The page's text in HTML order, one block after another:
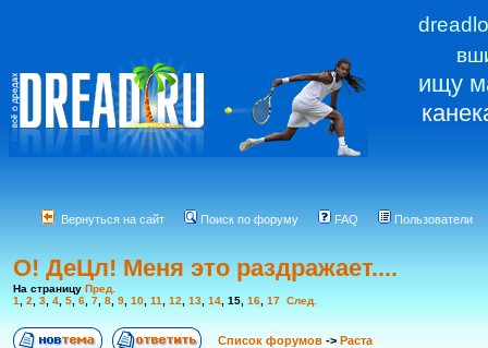
ищу
Вернуться на сайт Поиск по форуму FAQ Пользователи
О! ДеЦл! Меня это раздражает....
На страницу Пред.
1
2 3 4 5 6 7 8 9 10 11 12 13 14 15 16 17 След.
Список форумов -> Раста